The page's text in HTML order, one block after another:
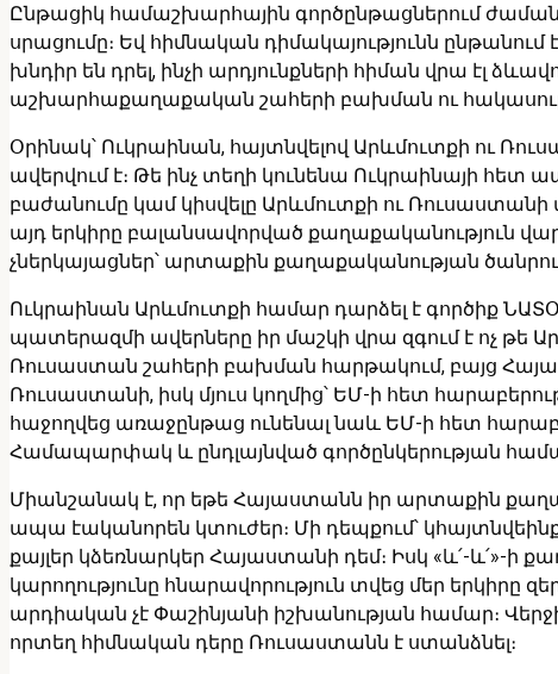
Ընթացիկ համաշխարհային գործընթացներում
սրացումը։ Եվ հիմնական դիմակայությունն
խնդիր են դրել, ինչի արդյունքների հիման վրա էլ
աշխարհաքաղաքական շահերի բախման ու
Օրինակ՝ Ուկրաինան, հայտնվելով Արևմուտքի ու
ավերվում է։ Թե ինչ տեղի կունենա Ուկրաինայի հետ
բաժանումը կամ կիսվելը Արևմուտքի ու Ռուսաստանի
այդ երկիրը բալանսավորված քաղաքականություն
չներկայացներ՝ արտաքին քաղաքականության
Ուկրաինան Արևմուտքի համար դարձել է գործիք
պատերազմի ավերները իր մաշկի վրա զգում է ոչ թե
Ռուսաստան շահերի բախման հարթակում, բայց
Ռուսաստանի, իսկ մյուս կողմից՝ ԵՄ-ի հետ
հաջողվեց առաջընթաց ունենալ նաև ԵՄ-ի հետ
Համապարփակ և ընդլայնված գործընկերության
Միանշանակ է, որ եթե Հայաստանն իր արտաքին
ապա էականորեն կտուժեր։ Մի դեպքում՝
քայլեր կձեռնարկեր Հայաստանի դեմ։ Իսկ «և՛-
կարողությունը հնարավորություն տվեց մեր երկիրը
արդիական չէ Փաշինյանի իշխանության համար։
որտեղ հիմնական դերը Ռուսաստանն է ստանձնել։